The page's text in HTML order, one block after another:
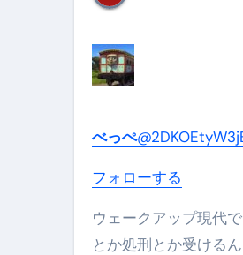
【賄い
べっぺ
フォローする
ウェークアップ現代で、幼い子供と妻を残して脱北して幸せそうにしてる男性。 でも脱北したら家族は拷問
とか処刑とか受ける